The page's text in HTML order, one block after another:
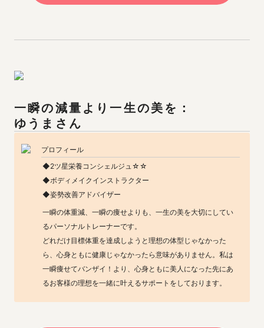
ゆうま さん
プロフィール
◆2ツ星栄養コンシェルジュ☆☆
◆ボディメイクインストラクター
◆姿勢改善アドバイザー
一瞬の体重減、一瞬の痩せよりも、一生の美を大切にしてい
るパーソナルトレーナーです。
どれだけ目標体重を達成しようと理想の体型じゃなかった
ら、心身ともに健康じゃなかったら意味がありません。私は
一瞬痩せてバンザイ！より、心身ともに美人になった先にあ
るお客様の理想を一緒に叶えるサポートをしております。